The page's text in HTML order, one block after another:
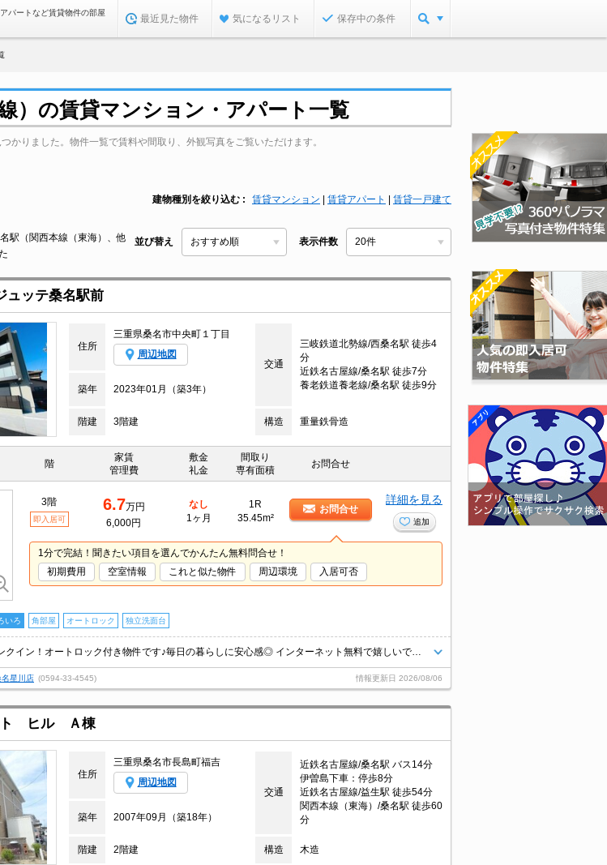
パートなど賃貸物件の部屋
最近見た物件 気になるリスト 保存中の条件
）の賃貸マンション・アパート一覧
りました。物件一覧で賃料や間取り、外観写真をご覧いただけます。
建物種別を絞り込む 賃貸マンション 賃貸アパート 賃貸一戸建て
駅（関西本線（東海）、他
並び替え 表示件数
ュッテ桑名駅前
住所
三重県桑名市中央町１丁目
周辺地図
交通
三岐鉄道北勢線/西桑名駅 徒歩4
分
近鉄名古屋線/桑名駅 徒歩7分
養老鉄道養老線/桑名駅 徒歩9分
築年 2023年01月（築3年）
階建 3階建 構造 重量鉄骨造
階
家賃
管理費
敷金
礼金
間取り
専有面積
お問合せ
3階
即入居可
6.7万円
6,000円
なし
1ヶ月
1R
35.45m²
お問合せ
詳細を見る
追加
1分で完結！聞きたい項目を選んでかんたん無料問合せ！
初期費用
空室情報 これと似た物件 周辺環境 入居可否
いろ 角部屋 オートロック 独立洗面台
星川店 (0594-33-4545) 情報更新日 2026/08/06
ト ヒル Ａ棟
住所
三重県桑名市長島町福吉
周辺地図
交通
近鉄名古屋線/桑名駅 バス14分
伊曽島下車：停歩8分
近鉄名古屋線/益生駅 徒歩54分
関西本線（東海）/桑名駅 徒歩60
分
築年 2007年09月（築18年）
階建 2階建 構造 木造